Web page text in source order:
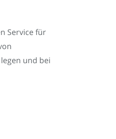
Service für
und bei